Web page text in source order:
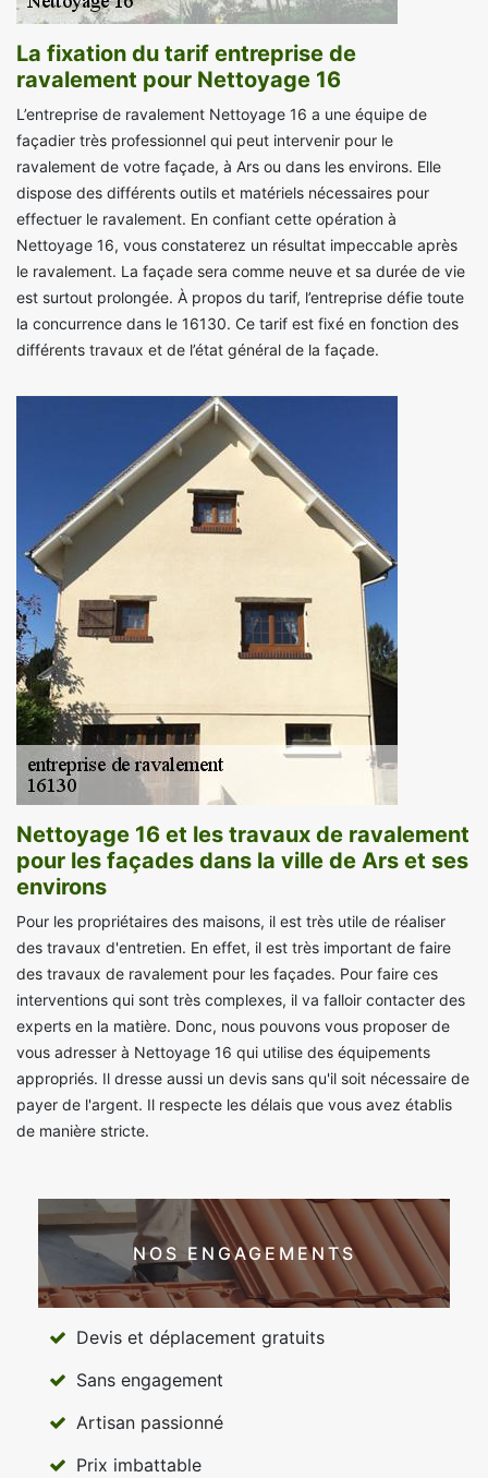
La fixation du tarif entreprise de
ravalement pour Nettoyage 16
L’entreprise de ravalement Nettoyage 16 a une équipe de
façadier très professionnel qui peut intervenir pour le
ravalement de votre façade, à Ars ou dans les environs. Elle
dispose des différents outils et matériels nécessaires pour
effectuer le ravalement. En confiant cette opération à
Nettoyage 16, vous constaterez un résultat impeccable après
le ravalement. La façade sera comme neuve et sa durée de vie
est surtout prolongée. À propos du tarif, l’entreprise défie toute
la concurrence dans le 16130. Ce tarif est fixé en fonction des
différents travaux et de l’état général de la façade.
Nettoyage 16 et les travaux de ravalement
pour les façades dans la ville de Ars et ses
environs
Pour les propriétaires des maisons, il est très utile de réaliser
des travaux d'entretien. En effet, il est très important de faire
des travaux de ravalement pour les façades. Pour faire ces
interventions qui sont très complexes, il va falloir contacter des
experts en la matière. Donc, nous pouvons vous proposer de
vous adresser à Nettoyage 16 qui utilise des équipements
appropriés. Il dresse aussi un devis sans qu'il soit nécessaire de
payer de l'argent. Il respecte les délais que vous avez établis
de manière stricte.
NOS ENGAGEMENTS
Devis et déplacement gratuits
Sans engagement
Artisan passionné
Prix imbattable